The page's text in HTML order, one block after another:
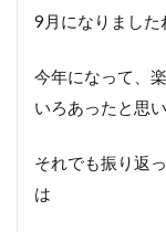
9月になりました
今年になって、
いろあったと思い
それでも振り返
は